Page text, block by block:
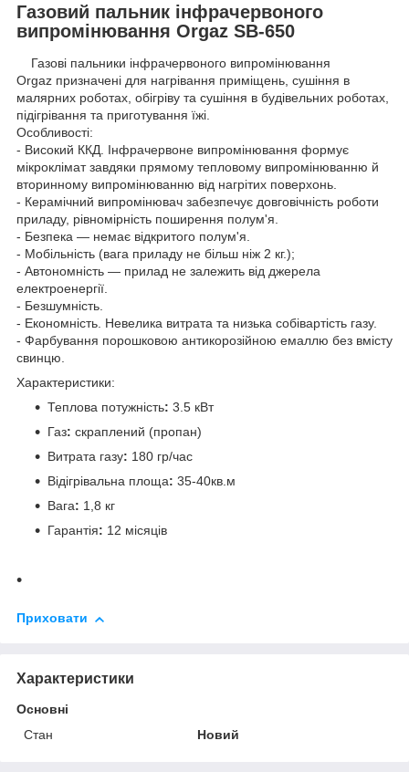
Газовий пальник інфрачервоного
випромінювання Orgaz SB-650
Газові пальники інфрачервоного випромінювання
Orgaz призначені для нагрівання приміщень, сушіння в
малярних роботах, обігріву та сушіння в будівельних роботах,
підігрівання та приготування їжі.
Особливості:
- Високий ККД. Інфрачервоне випромінювання формує
мікроклімат завдяки прямому тепловому випромінюванню й
вторинному випромінюванню від нагрітих поверхонь.
- Керамічний випромінювач забезпечує довговічність роботи
приладу, рівномірність поширення полум'я.
- Безпека — немає відкритого полум'я.
- Мобільність (вага приладу не більш ніж 2 кг.);
- Автономність — прилад не залежить від джерела
електроенергії.
- Безшумність.
- Економність. Невелика витрата та низька собівартість газу.
- Фарбування порошковою антикорозійною емаллю без вмісту
свинцю.
Характеристики:
Теплова потужність: 3.5 кВт
Газ: скраплений (пропан)
Витрата газу: 180 гр/час
Відігрівальна площа: 35-40кв.м
Вага: 1,8 кг
Гарантія: 12 місяців
Приховати
Характеристики
Основні
Стан
Новий